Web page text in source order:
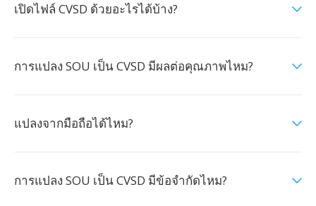
เปิดไฟล์ CVSD ด้วยอะไรได้บ้าง?
การแปลง SOU เป็น CVSD มีผลต่อคุณภาพไหม?
แปลงจากมือถือได้ไหม?
การแปลง SOU เป็น CVSD มีข้อจำกัดไหม?